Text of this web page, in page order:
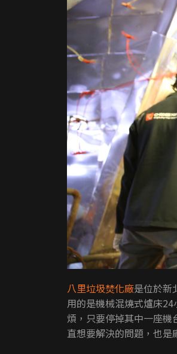
八里垃圾焚化廠是位於新
用的是機械混燒式爐床
煩，只要停掉其中一座
直想要解決的問題，也是